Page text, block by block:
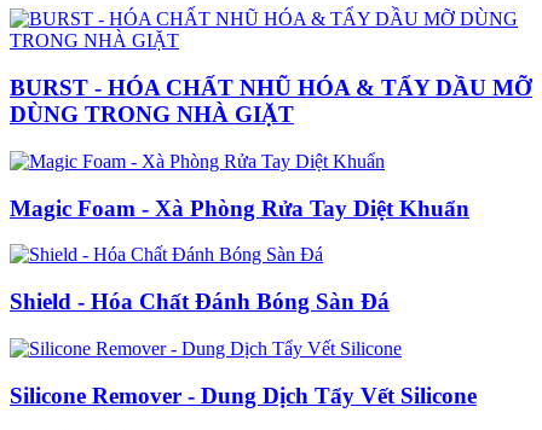
BURST - HÓA CHẤT NHŨ HÓA & TẨY DẦU MỠ
DÙNG TRONG NHÀ GIẶT
Magic Foam - Xà Phòng Rửa Tay Diệt Khuẩn
Shield - Hóa Chất Đánh Bóng Sàn Đá
Silicone Remover - Dung Dịch Tẩy Vết Silicone